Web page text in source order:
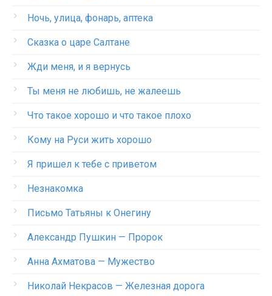
Ночь, улица, фонарь, аптека
Сказка о царе Салтане
Жди меня, и я вернусь
Ты меня не любишь, не жалеешь
Что такое хорошо и что такое плохо
Кому на Руси жить хорошо
Я пришел к тебе с приветом
Незнакомка
Письмо Татьяны к Онегину
Александр Пушкин — Пророк
Анна Ахматова — Мужество
Николай Некрасов — Железная дорога